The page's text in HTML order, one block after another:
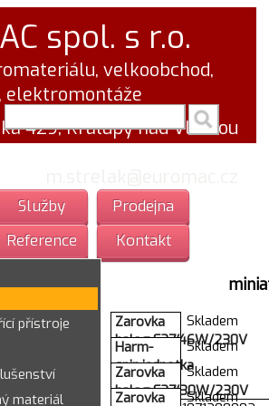
spol. s r.o.
velkoobchod,
elektromontáže
429, Kralupy nad Vltavou
Služby
Prodejna
Reference Kontakt
přístroje
materiál
Zarovka
halog.E27/46W/230V
64543
OSRAM
Skladem
Harm-
spin.jednotka
ZBE102
008948
Skladem
Zarovka
halog.E27/30W/230V
Skladem
Zarovka
Skladem